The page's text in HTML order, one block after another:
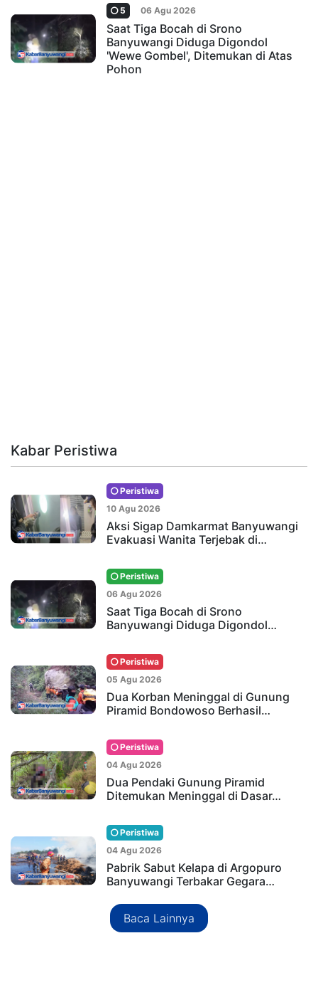
5 06 Agu 2026
Saat Tiga Bocah di Srono
Banyuwangi Diduga Digondol
'Wewe Gombel', Ditemukan di Atas
Pohon
Kabar Peristiwa
Peristiwa
10 Agu 2026
Aksi Sigap Damkarmat Banyuwangi
Evakuasi Wanita Terjebak di…
Peristiwa
06 Agu 2026
Saat Tiga Bocah di Srono
Banyuwangi Diduga Digondol…
Peristiwa
05 Agu 2026
Dua Korban Meninggal di Gunung
Piramid Bondowoso Berhasil…
Peristiwa
04 Agu 2026
Dua Pendaki Gunung Piramid
Ditemukan Meninggal di Dasar…
Peristiwa
04 Agu 2026
Pabrik Sabut Kelapa di Argopuro
Banyuwangi Terbakar Gegara…
Baca Lainnya